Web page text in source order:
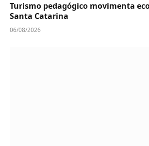
Turismo pedagógico movimenta
Santa Catarina
06/08/2026